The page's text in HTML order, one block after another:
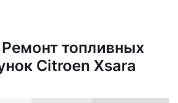
топливных
Citroen Xsara